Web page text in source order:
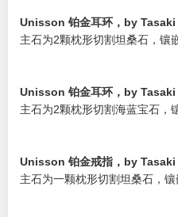
Unisson 铂金耳环，by Tasaki
主石为2颗枕形切割坦桑石，镶
Unisson 铂金耳环，by Tasaki
主石为2颗枕形切割海蓝宝石，
Unisson 铂金戒指，by Tasaki
主石为一颗枕形切割坦桑石，镶